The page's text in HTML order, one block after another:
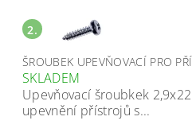
2.
ŠROUBEK UPEVŇOVACÍ PRO
SKLADEM
Upevňovací šroubkek
upevnění přístrojů s...